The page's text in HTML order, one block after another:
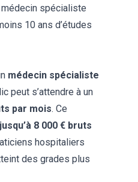
spécialiste
10 ans d’études
médecin spécialiste
peut s’attendre à un
par mois. Ce
jusqu’à 8 000 € bruts
hospitaliers
des grades plus